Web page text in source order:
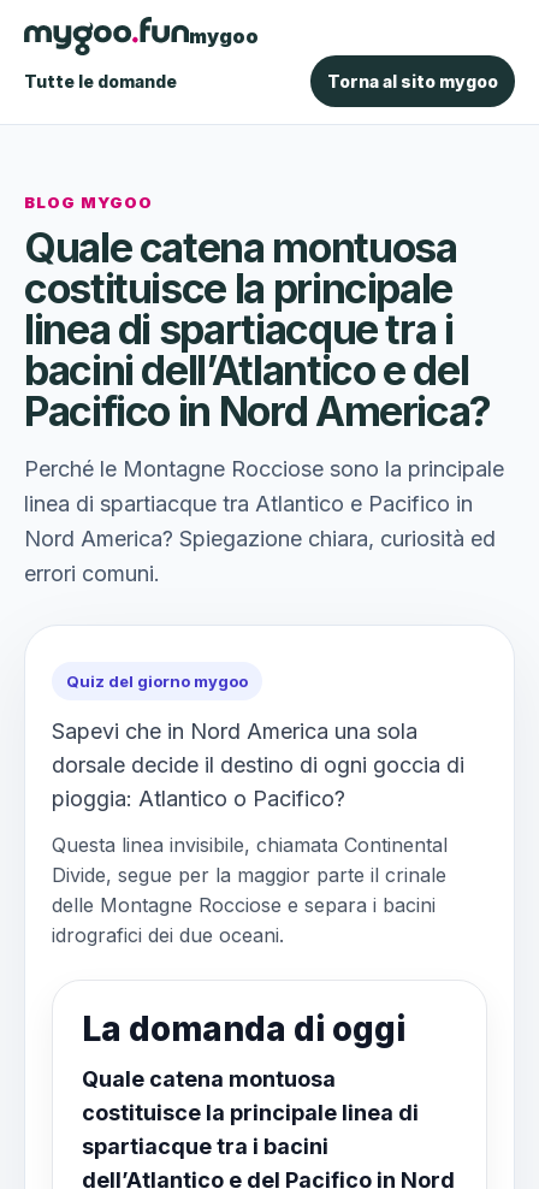
mygoo
Tutte le domande Torna al sito mygoo
BLOG MYGOO
Quale catena montuosa
costituisce la principale
linea di spartiacque tra i
bacini dell’Atlantico e del
Pacifico in Nord America?
Perché le Montagne Rocciose sono la principale
linea di spartiacque tra Atlantico e Pacifico in
Nord America? Spiegazione chiara, curiosità ed
errori comuni.
Quiz del giorno mygoo
Sapevi che in Nord America una sola
dorsale decide il destino di ogni goccia di
pioggia: Atlantico o Pacifico?
Questa linea invisibile, chiamata Continental
Divide, segue per la maggior parte il crinale
delle Montagne Rocciose e separa i bacini
idrografici dei due oceani.
La domanda di oggi
Quale catena montuosa
costituisce la principale linea di
spartiacque tra i bacini
dell’Atlantico e del Pacifico in Nord